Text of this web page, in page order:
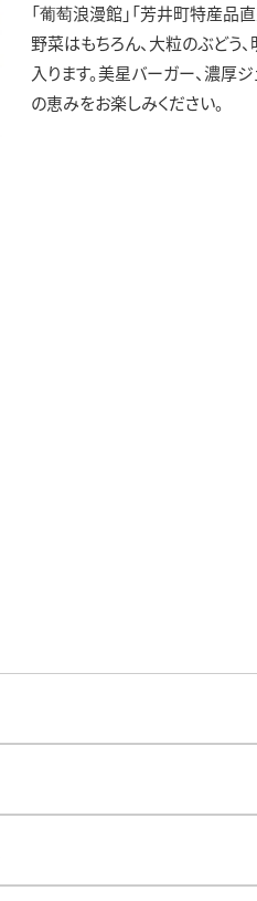
「葡萄浪漫館」「芳井町特産品
野菜はもちろん、大粒のぶどう
入ります。美星バーガー、濃厚
の恵みをお楽しみください。